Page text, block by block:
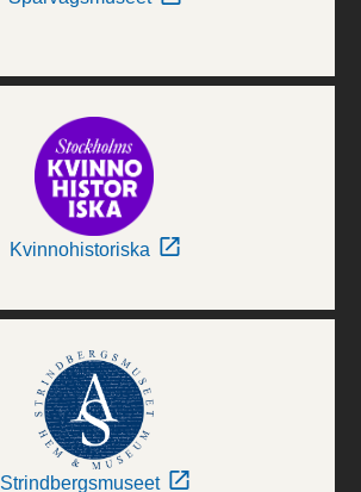
Kvinnohistoriska
Strindbergsmuseet